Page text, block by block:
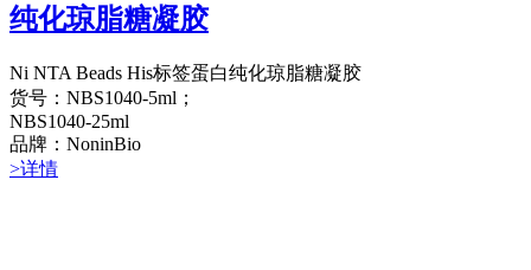
纯化琼脂糖凝胶
Ni NTA Beads His标签蛋白纯化琼脂糖凝胶
货号：NBS1040-5ml；
NBS1040-25ml
品牌：NoninBio
>详情